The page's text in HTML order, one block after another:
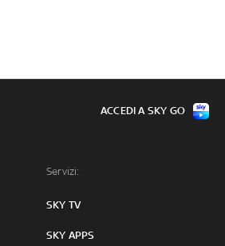
Servizi:
SKY TV
SKY APPS
ACCEDI A SKY GO